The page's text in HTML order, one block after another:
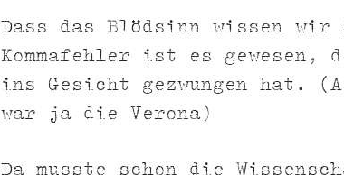
Dass das Blödsinn wissen
Kommafehler ist es gewesen,
ins Gesicht gezwungen hat.
war ja die Verona)
Da musste schon die